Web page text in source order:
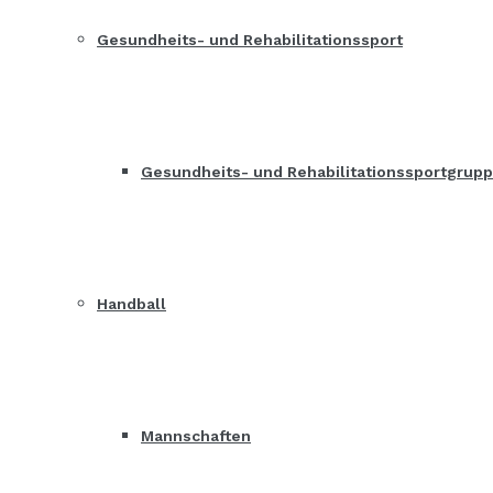
Gesundheits- und Rehabilitationssport
Gesundheits- und
Handball
Mannschaften